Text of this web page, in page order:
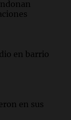
en barrio
en sus